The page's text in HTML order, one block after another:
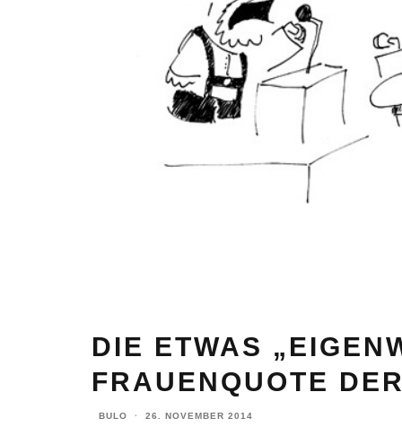
DIE ETWAS
FRAUENQUOTE
BULO · 26. NOVEMBER 2014